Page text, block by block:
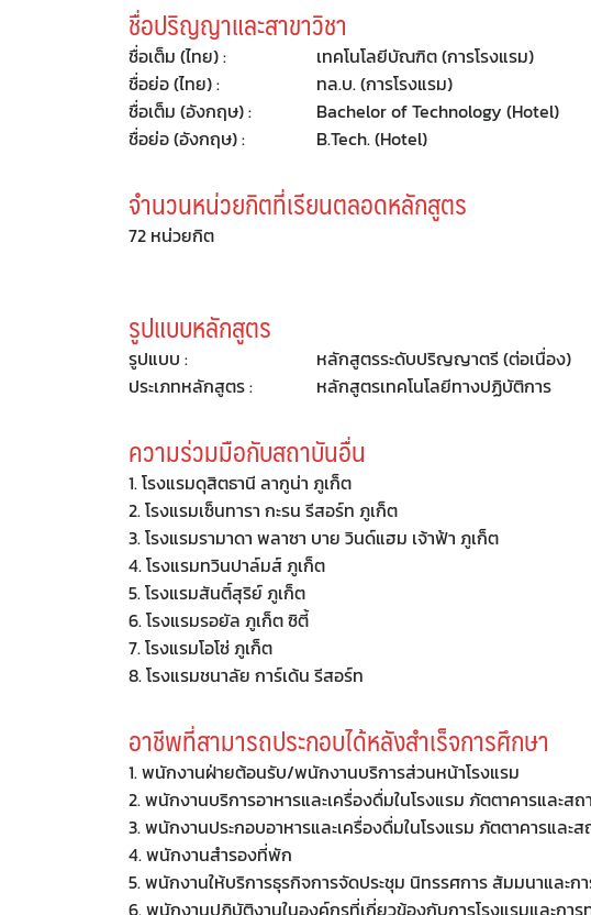
ชื่อปริญญาและสาขาวิชา
ชื่อเต็ม (ไทย) :
ชื่อย่อ (ไทย) :
ชื่อเต็ม (อังกฤษ) :
ชื่อย่อ (อังกฤษ) :
เทคโนโลยีบัณฑิต (การโรงแรม)
ทล.บ. (การโรงแรม)
Bachelor of Technology (Hotel)
B.Tech. (Hotel)
จำนวนหน่วยกิตที่เรียนตลอดหลักสูตร
72 หน่วยกิต
รูปแบบหลักสูตร
รูปแบบ :
ประเภทหลักสูตร :
หลักสูตรระดับปริญญาตรี (ต่อเนื่อง)
หลักสูตรเทคโนโลยีทางปฏิบัติการ
ความร่วมมือกับสถาบันอื่น
1. โรงแรมดุสิตธานี ลากูน่า ภูเก็ต
2. โรงแรมเซ็นทารา กะรน รีสอร์ท ภูเก็ต
3. โรงแรมรามาดา พลาซา บาย วินด์แฮม เจ้าฟ้า ภูเก็ต
4. โรงแรมทวินปาล์มส์ ภูเก็ต
5. โรงแรมสันติ์สุริย์ ภูเก็ต
6. โรงแรมรอยัล ภูเก็ต ซิตี้
7. โรงแรมโอโซ่ ภูเก็ต
8. โรงแรมชนาลัย การ์เด้น รีสอร์ท
อาชีพที่สามารถประกอบได้หลังสำเร็จการศึกษา
1. พนักงานฝ่ายต้อนรับ/พนักงานบริการส่วนหน้าโรงแรม
2. พนักงานบริการอาหารและเครื่องดื่มในโรงแรม ภัตตาคารและส
3. พนักงานประกอบอาหารและเครื่องดื่มในโรงแรม ภัตตาคารและ
4. พนักงานสำรองที่พัก
5. พนักงานให้บริการธุรกิจการจัดประชุม นิทรรศการ สัมมนาและก
6. พนักงานปฏิบัติงานในองค์กรที่เกี่ยวข้องกับการโรงแรมและการ